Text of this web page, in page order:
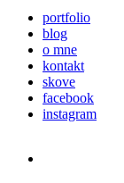
portfolio
blog
o mne
kontakt
skove
facebook
instagram